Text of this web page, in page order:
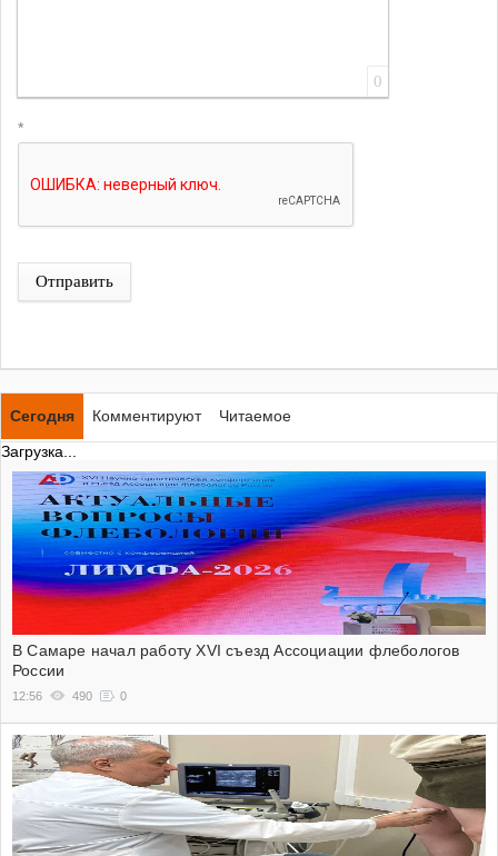
0
*
Отправить
Сегодня Комментируют
Читаемое
Загрузка...
В Самаре начал работу XVI съезд Ассоциации флебологов
России
12:56 490 0